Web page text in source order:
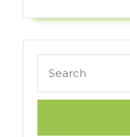
for: